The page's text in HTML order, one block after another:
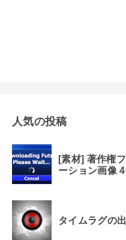
人気の投稿
[素材] 著作権
ーション画像
タイムラグの